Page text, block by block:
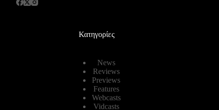
Κατηγορίες
News
Reviews
Previews
Features
Webcasts
Vidcasts